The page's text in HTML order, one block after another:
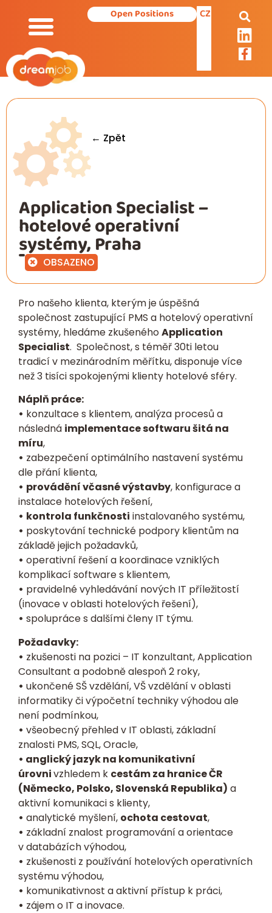
Open Positions CZ
← Zpět
Application Specialist –
hotelové operativní
systémy, Praha
OBSAZENO
Pro našeho klienta, kterým je úspěšná
společnost zastupující PMS a hotelový operativní
systémy, hledáme zkušenéhoApplication
Specialist. Společnost, s téměř 30ti letou
tradicí v mezinárodním měřítku, disponuje více
než 3 tisíci spokojenými klienty hotelové sféry.
Náplň práce:
• konzultace s klientem, analýza procesů a
následná implementace softwaru šitá na
míru,
• zabezpečení optimálního nastavení systému
dle přání klienta,
• provádění včasné výstavby, konfigurace a
instalace hotelových řešení,
• kontrola funkčnosti instalovaného systému,
• poskytování technické podpory klientům na
základě jejich požadavků,
• operativní řešení a koordinace vzniklých
komplikací software s klientem,
• pravidelné vyhledávání nových IT příležitostí
(inovace v oblasti hotelových řešení),
• spolupráce s dalšími členy IT týmu.
Požadavky:
• zkušenosti na pozici – IT konzultant, Application
Consultant a podobně alespoň 2 roky,
• ukončené SŠ vzdělání, VŠ vzdělání v oblasti
informatiky či výpočetní techniky výhodou ale
není podmínkou,
• všeobecný přehled v IT oblasti, základní
znalosti PMS, SQL, Oracle,
• anglický jazyk na komunikativní
úrovnivzhledem k cestám za hranice ČR
(Německo, Polsko, Slovenská Republika) a
aktivní komunikaci s klienty,
• analytické myšlení, ochota cestovat,
• základní znalost programování a orientace
v databázích výhodou,
• zkušenosti z používání hotelových operativních
systému výhodou,
• komunikativnost a aktivní přístup k práci,
• zájem o IT a inovace.